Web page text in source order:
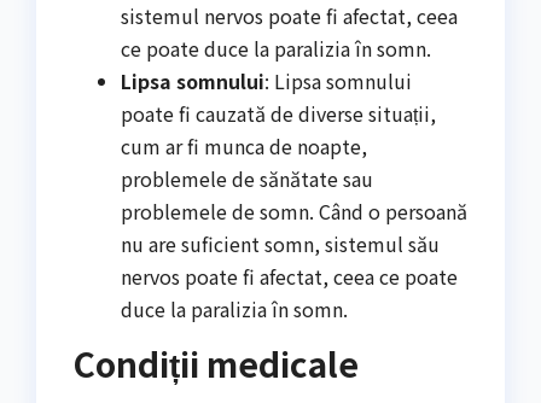
sistemul nervos poate fi afectat, ceea
ce poate duce la paralizia în somn.
Lipsa somnului: Lipsa somnului
poate fi cauzată de diverse situații,
cum ar fi munca de noapte,
problemele de sănătate sau
problemele de somn. Când o persoană
nu are suficient somn, sistemul său
nervos poate fi afectat, ceea ce poate
duce la paralizia în somn.
Condiții medicale